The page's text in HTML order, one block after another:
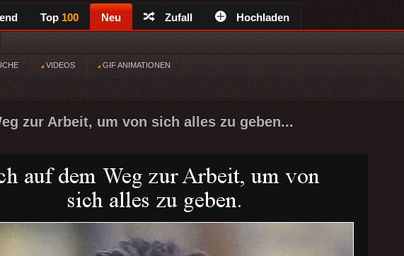
Top 100 Neu Zufall Hochladen
VIDEOS GIF ANIMATIONEN
zur Arbeit, um von sich alles zu geben...